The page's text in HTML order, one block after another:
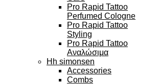
Pro Rapid Tattoo
Perfumed Cologne
Pro Rapid Tattoo
Styling
Pro Rapid Tattoo
Αναλώσιμα
Hh simonsen
Accessories
Combs